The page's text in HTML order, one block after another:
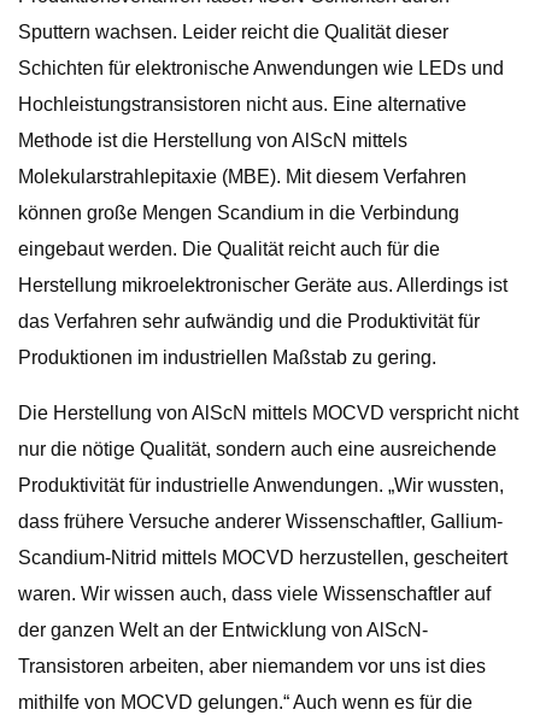
Sputtern wachsen. Leider reicht die Qualität dieser
Schichten für elektronische Anwendungen wie LEDs und
Hochleistungstransistoren nicht aus. Eine alternative
Methode ist die Herstellung von AlScN mittels
Molekularstrahlepitaxie (MBE). Mit diesem Verfahren
können große Mengen Scandium in die Verbindung
eingebaut werden. Die Qualität reicht auch für die
Herstellung mikroelektronischer Geräte aus. Allerdings ist
das Verfahren sehr aufwändig und die Produktivität für
Produktionen im industriellen Maßstab zu gering.
Die Herstellung von AlScN mittels MOCVD verspricht nicht
nur die nötige Qualität, sondern auch eine ausreichende
Produktivität für industrielle Anwendungen. „Wir wussten,
dass frühere Versuche anderer Wissenschaftler, Gallium-
Scandium-Nitrid mittels MOCVD herzustellen, gescheitert
waren. Wir wissen auch, dass viele Wissenschaftler auf
der ganzen Welt an der Entwicklung von AlScN-
Transistoren arbeiten, aber niemandem vor uns ist dies
mithilfe von MOCVD gelungen.“ Auch wenn es für die